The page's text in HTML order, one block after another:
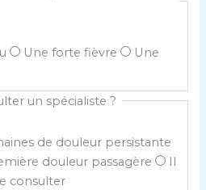
Une forte fièvre
Une
un spécialiste ?
de douleur persistante
douleur passagère
Il
consulter